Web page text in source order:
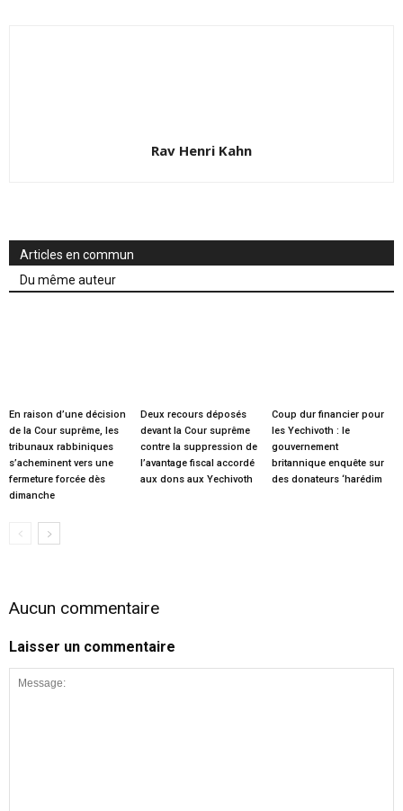
Rav Henri Kahn
Articles en commun
Du même auteur
En raison d’une décision
de la Cour suprême, les
tribunaux rabbiniques
s’acheminent vers une
fermeture forcée dès
dimanche
Deux recours déposés
devant la Cour suprême
contre la suppression de
l’avantage fiscal accordé
aux dons aux Yechivoth
Coup dur financier pour
les Yechivoth : le
gouvernement
britannique enquête sur
des donateurs ‘harédim
Aucun commentaire
Laisser un commentaire